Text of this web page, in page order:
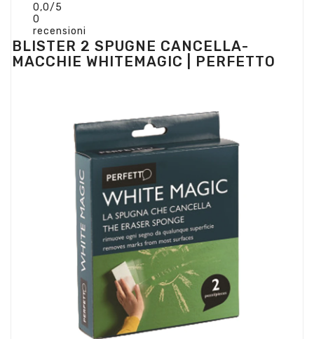
0,0/5
0
recensioni
BLISTER 2 SPUGNE CANCELLA-
MACCHIE WHITEMAGIC | PERFETTO